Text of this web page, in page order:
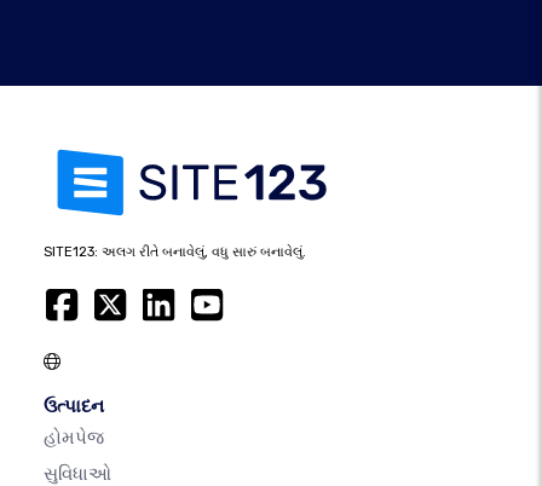
SITE123: અલગ રીતે બનાવેલું, વધુ સારું બનાવેલું.
ઉત્પાદન
હોમપેજ
સુવિધાઓ